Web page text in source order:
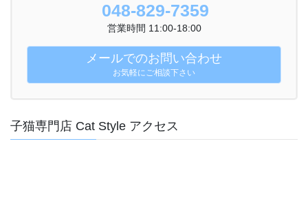
048-829-7359
営業時間 11:00-18:00
メールでのお問い合わせ
お気軽にご相談下さい
子猫専門店 Cat Style アクセス